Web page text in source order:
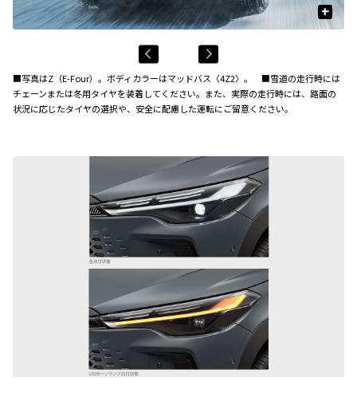
+
■写真はZ（E-Four）。ボディカラーはマッドバス〈4Z2〉。 ■雪道の走行時には
チェーンまたは冬用タイヤを装着してください。また、実際の走行時には、路面の
状況に応じたタイヤの選択や、安全に配慮した運転にご留意ください。